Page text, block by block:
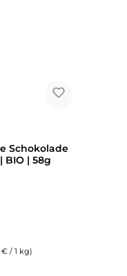
Schokolade
BIO | 58g
€ / 1 kg)